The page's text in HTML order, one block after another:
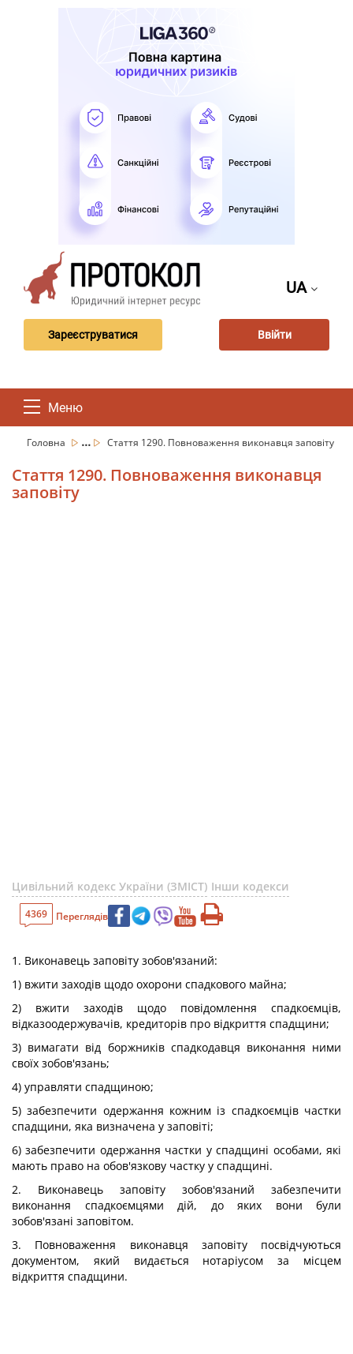
UA
Зареєструватися Ввійти
Меню
Головна ... Стаття 1290. Повноваження виконавця заповіту
Стаття 1290. Повноваження виконавця
заповіту
Цивільний кодекс України (ЗМІСТ) Інши кодекси
4369 Переглядів
1. Виконавець заповіту зобов'язаний:
1) вжити заходів щодо охорони спадкового майна;
2) вжити заходів щодо повідомлення спадкоємців,
відказоодержувачів, кредиторів про відкриття спадщини;
3) вимагати від боржників спадкодавця виконання ними
своїх зобов'язань;
4) управляти спадщиною;
5) забезпечити одержання кожним із спадкоємців частки
спадщини, яка визначена у заповіті;
6) забезпечити одержання частки у спадщині особами, які
мають право на обов'язкову частку у спадщині.
2. Виконавець заповіту зобов'язаний забезпечити
виконання спадкоємцями дій, до яких вони були
зобов'язані заповітом.
3. Повноваження виконавця заповіту посвідчуються
документом, який видається нотаріусом за місцем
відкриття спадщини.